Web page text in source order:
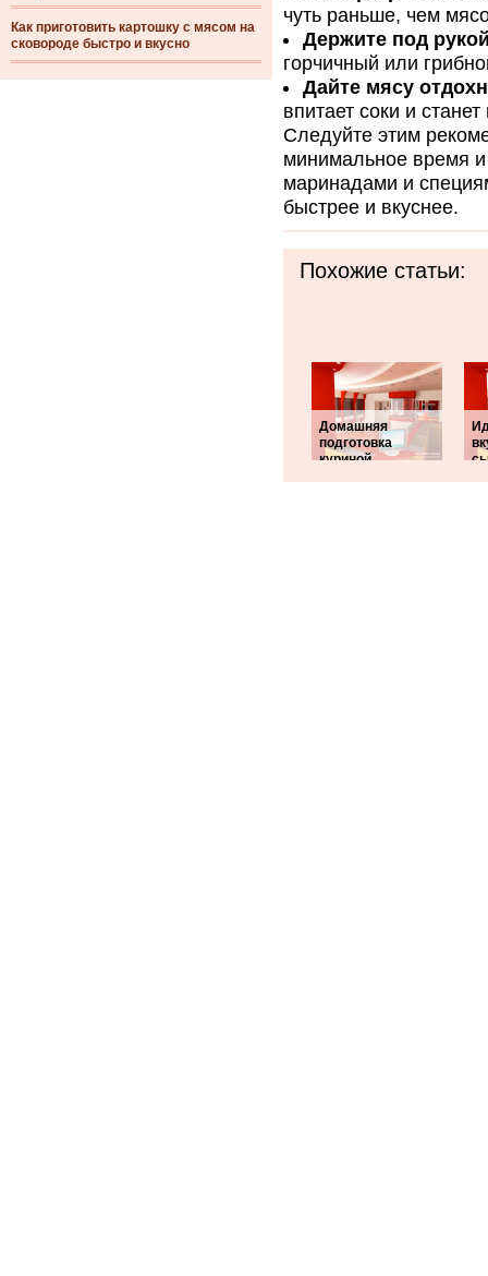
Как приготовить картошку с мясом на
сковороде быстро и вкусно
чуть раньше, чем
Держите под
горчичный или
Дайте мясу
впитает соки и станет
Следуйте этим
минимальное время и
маринадами и
быстрее и вкуснее.
Похожие статьи:
Домашняя
подготовка
куриной